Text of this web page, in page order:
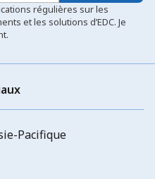
régulières sur les
et les solutions d’EDC. Je
Pacifique